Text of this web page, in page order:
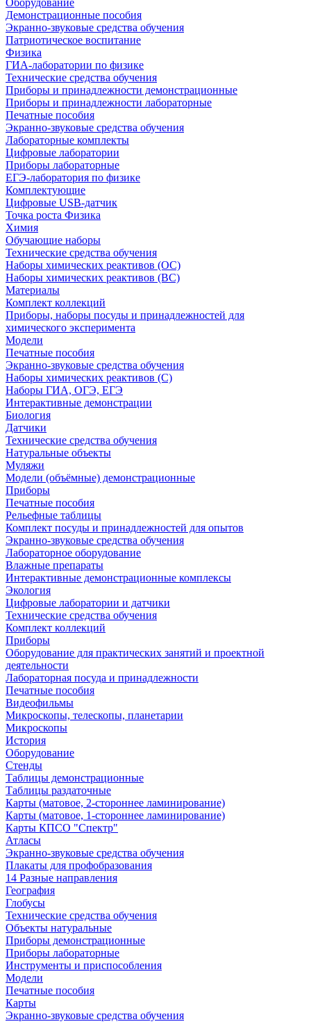
Оборудование
Демонстрационные пособия
Экранно-звуковые средства обучения
Патриотическое воспитание
Физика
ГИА-лаборатории по физике
Технические средства обучения
Приборы и принадлежности демонстрационные
Приборы и принадлежности лабораторные
Печатные пособия
Экранно-звуковые средства обучения
Лабораторные комплекты
Цифровые лаборатории
Приборы лабораторные
ЕГЭ-лаборатория по физике
Комплектующие
Цифровые USB-датчик
Точка роста Физика
Химия
Обучающие наборы
Технические средства обучения
Наборы химических реактивов (ОС)
Наборы химических реактивов (ВС)
Материалы
Комплект коллекций
Приборы, наборы посуды и принадлежностей для
химического эксперимента
Модели
Печатные пособия
Экранно-звуковые средства обучения
Наборы химических реактивов (С)
Наборы ГИА, ОГЭ, ЕГЭ
Интерактивные демонстрации
Биология
Датчики
Технические средства обучения
Натуральные объекты
Муляжи
Модели (объёмные) демонстрационные
Приборы
Печатные пособия
Рельефные таблицы
Комплект посуды и принадлежностей для опытов
Экранно-звуковые средства обучения
Лабораторное оборудование
Влажные препараты
Интерактивные демонстрационные комплексы
Экология
Цифровые лаборатории и датчики
Технические средства обучения
Комплект коллекций
Приборы
Оборудование для практических занятий и проектной
деятельности
Лабораторная посуда и принадлежности
Печатные пособия
Видеофильмы
Микроскопы, телескопы, планетарии
Микроскопы
История
Оборудование
Стенды
Таблицы демонстрационные
Таблицы раздаточные
Карты (матовое, 2-стороннее ламинирование)
Карты (матовое, 1-стороннее ламинирование)
Карты КПСО "Спектр"
Атласы
Экранно-звуковые средства обучения
Плакаты для профобразования
14 Разные направления
География
Глобусы
Технические средства обучения
Объекты натуральные
Приборы демонстрационные
Приборы лабораторные
Инструменты и приспособления
Модели
Печатные пособия
Карты
Экранно-звуковые средства обучения